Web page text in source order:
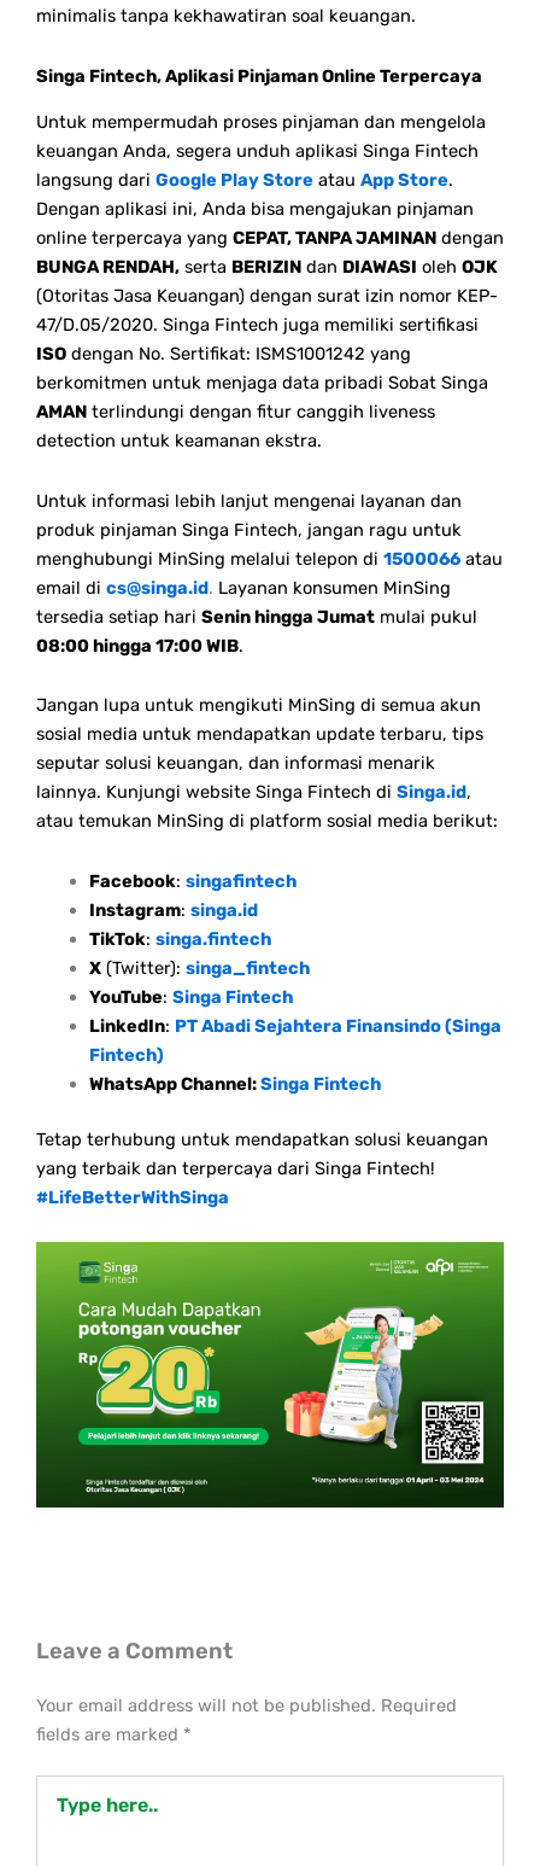
minimalis tanpa kekhawatiran soal keuangan.
Singa Fintech, Aplikasi Pinjaman Online Terpercaya
Untuk mempermudah proses pinjaman dan mengelola
keuangan Anda, segera unduh aplikasi Singa Fintech
langsung dari Google Play Store atau App Store.
Dengan aplikasi ini, Anda bisa mengajukan pinjaman
online terpercaya yang CEPAT, TANPA JAMINAN dengan
BUNGA RENDAH, serta BERIZIN dan DIAWASI oleh OJK
(Otoritas Jasa Keuangan) dengan surat izin nomor KEP-
47/D.05/2020. Singa Fintech juga memiliki sertifikasi
ISO dengan No. Sertifikat: ISMS1001242 yang
berkomitmen untuk menjaga data pribadi Sobat Singa
AMAN terlindungi dengan fitur canggih liveness
detection untuk keamanan ekstra.
Untuk informasi lebih lanjut mengenai layanan dan
produk pinjaman Singa Fintech, jangan ragu untuk
menghubungi MinSing melalui telepon di 1500066 atau
email di cs@singa.id. Layanan konsumen MinSing
tersedia setiap hari Senin hingga Jumat mulai pukul
08:00 hingga 17:00 WIB.
Jangan lupa untuk mengikuti MinSing di semua akun
sosial media untuk mendapatkan update terbaru, tips
seputar solusi keuangan, dan informasi menarik
lainnya. Kunjungi website Singa Fintech di Singa.id,
atau temukan MinSing di platform sosial media berikut:
Facebook: singafintech
Instagram: singa.id
TikTok: singa.fintech
X(Twitter): singa_fintech
YouTube: Singa Fintech
LinkedIn: PT Abadi Sejahtera Finansindo (Singa
Fintech)
WhatsApp Channel:Singa Fintech
Tetap terhubung untuk mendapatkan solusi keuangan
yang terbaik dan terpercaya dari Singa Fintech!
#LifeBetterWithSinga
Leave a Comment
Your email address will not be published. Required
fields are marked *
here..